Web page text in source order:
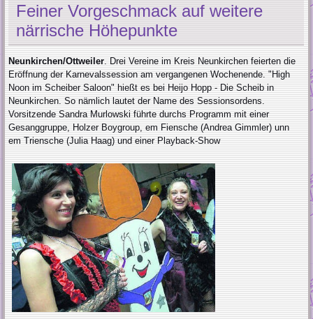
Feiner Vorgeschmack auf weitere
närrische Höhepunkte
Neunkirchen/Ottweiler . Drei Vereine im Kreis Neunkirchen feierten die
Eröffnung der Karnevalssession am vergangenen Wochenende. "High
Noon im Scheiber Saloon" hießt es bei Heijo Hopp - Die Scheib in
Neunkirchen. So nämlich lautet der Name des Sessionsordens.
Vorsitzende Sandra Murlowski führte durchs Programm mit einer
Gesanggruppe, Holzer Boygroup, em Fiensche (Andrea Gimmler) unn
em Triensche (Julia Haag) und einer Playback-Show